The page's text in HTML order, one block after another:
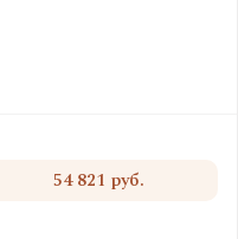
54 821 руб.